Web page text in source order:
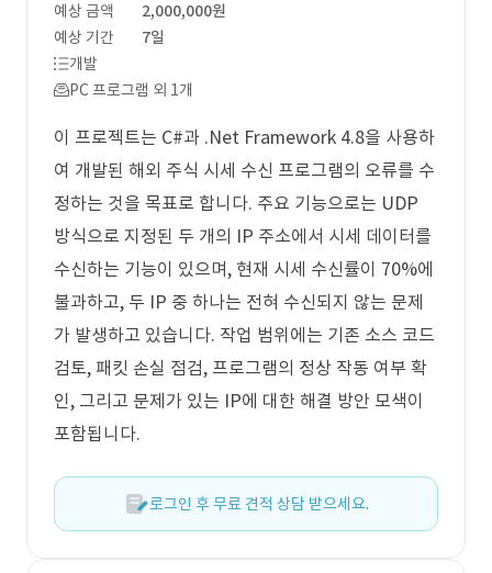
예상 금액
2,000,000원
예상 기간
7일
개발
PC 프로그램 외 1개
이 프로젝트는 C#과 .Net Framework 4.8을 사용하
여 개발된 해외 주식 시세 수신 프로그램의 오류를 수
정하는 것을 목표로 합니다. 주요 기능으로는 UDP
방식으로 지정된 두 개의 IP 주소에서 시세 데이터를
수신하는 기능이 있으며, 현재 시세 수신률이 70%에
불과하고, 두 IP 중 하나는 전혀 수신되지 않는 문제
가 발생하고 있습니다. 작업 범위에는 기존 소스 코드
검토, 패킷 손실 점검, 프로그램의 정상 작동 여부 확
인, 그리고 문제가 있는 IP에 대한 해결 방안 모색이
포함됩니다.
로그인 후 무료 견적 상담 받으세요.